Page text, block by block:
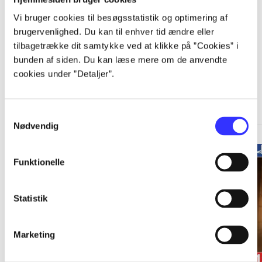
Vi bruger cookies til besøgsstatistik og optimering af
brugervenlighed. Du kan til enhver tid ændre eller
tilbagetrække dit samtykke ved at klikke på ”Cookies” i
bunden af siden. Du kan læse mere om de anvendte
cookies under ”Detaljer”.
Nødvendig
Funktionelle
Statistik
Marketing
A Telltale Games series